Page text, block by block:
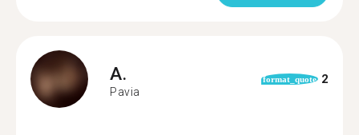
A.
Pavia
format_quote 2